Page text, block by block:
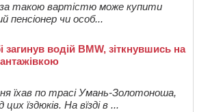
за такою вартістю може купити
пенсіонер чи особ...
загинув водій BMW, зіткнувшись на
їхав по трасі Умань-Золотоноша,
їздюків. На вїзді в ...